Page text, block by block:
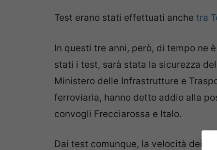
Test erano stati effettuati anche tra
In questi tre anni, però, di tempo ne
stati i test, sarà stata la sicurezza
Ministero delle Infrastrutture e
ferroviaria, hanno detto addio alla
convogli Frecciarossa e Italo.
Dai test comunque, la velocità dei